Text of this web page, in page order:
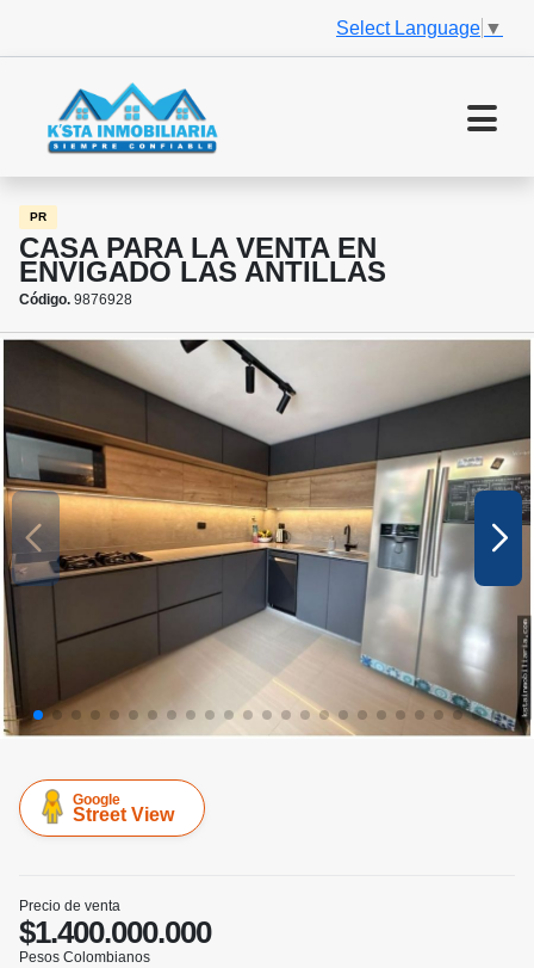
Select Language ▼
PR
CASA PARA LA VENTA EN
ENVIGADO LAS ANTILLAS
Código. 9876928
Google
Street View
Precio de venta
$1.400.000.000
Pesos Colombianos